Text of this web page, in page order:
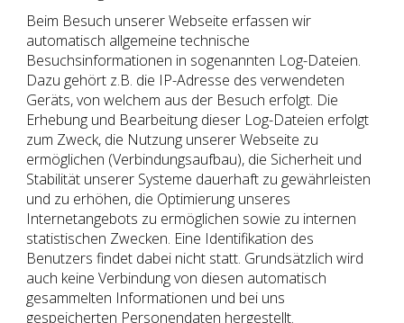
Beim Besuch unserer Webseite erfassen wir
automatisch allgemeine technische
Besuchsinformationen in sogenannten Log-Dateien.
Dazu gehört z.B. die IP-Adresse des verwendeten
Geräts, von welchem aus der Besuch erfolgt. Die
Erhebung und Bearbeitung dieser Log-Dateien erfolgt
zum Zweck, die Nutzung unserer Webseite zu
ermöglichen (Verbindungsaufbau), die Sicherheit und
Stabilität unserer Systeme dauerhaft zu gewährleisten
und zu erhöhen, die Optimierung unseres
Internetangebots zu ermöglichen sowie zu internen
statistischen Zwecken. Eine Identifikation des
Benutzers findet dabei nicht statt. Grundsätzlich wird
auch keine Verbindung von diesen automatisch
gesammelten Informationen und bei uns
gespeicherten Personendaten hergestellt.